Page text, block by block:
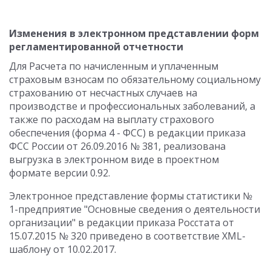
Изменения в электронном представлении форм
регламентированной отчетности
Для Расчета по начисленным и уплаченным
страховым взносам по обязательному социальному
страхованию от несчастных случаев на
производстве и профессиональных заболеваний, а
также по расходам на выплату страхового
обеспечения (форма 4 - ФСС) в редакции приказа
ФСС России от 26.09.2016 № 381, реализована
выгрузка в электронном виде в проектном
формате версии 0.92.
Электронное представление формы статистики №
1-предприятие "Основные сведения о деятельности
организации" в редакции приказа Росстата от
15.07.2015 № 320 приведено в соответствие XML-
шаблону от 10.02.2017.